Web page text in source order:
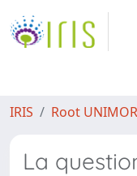
IRIS Root
La